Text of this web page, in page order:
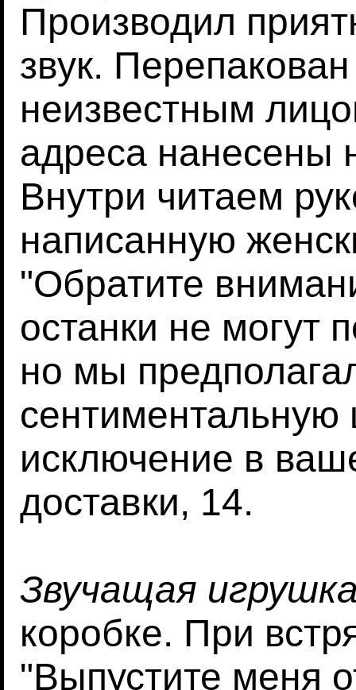
Производил
звук.
неизвестным
адреса нанесены
Внутри читаем
написанную
"Обратите
останки не могут
но мы
сентиментальную
исключение в
доставки, 14.
Звучащая
коробке. При
"Выпустите меня